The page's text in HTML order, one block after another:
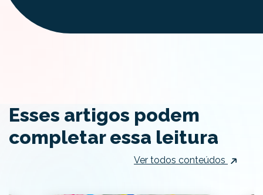
Esses artigos podem
completar essa leitura
Ver todos conteúdos